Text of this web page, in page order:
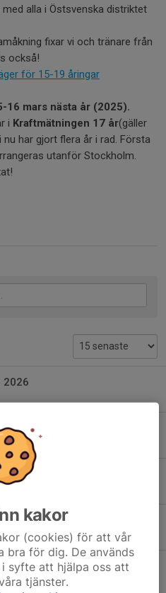
alla i Östsvenska distriktet
fixar vi och tränare från
också!
för 15-19 åringar
16 mars nästa år (2025).
i Kraftmätningen 17 år(gäller
har gjort flera år i rad. Första
utanför Stockholm.
2026
2026
2025/2026
två tillfällena
kakor
(cookies) för att vår
bra för dig. De används
syfte att hjälpa oss att
tjänster.